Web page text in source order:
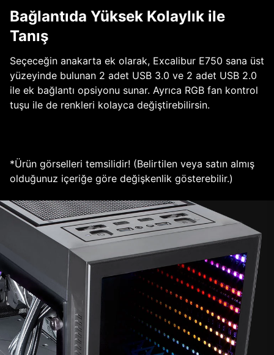
Bağlantıda Yüksek Kolaylık ile
Tanış
Seçeceğin anakarta ek olarak, Excalibur E750 sana üst
yüzeyinde bulunan 2 adet USB 3.0 ve 2 adet USB 2.0
ile ek bağlantı opsiyonu sunar. Ayrıca RGB fan kontrol
tuşu ile de renkleri kolayca değiştirebilirsin.
*Ürün görselleri temsilidir! (Belirtilen veya satın almış
olduğunuz içeriğe göre değişkenlik gösterebilir.)